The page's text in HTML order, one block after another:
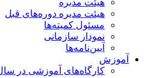
هیئت مدیره
هیئت مدیره دوره‌های قبل
مسئول کمیته‌ها
نمودار سازمانی
آیین‌نامه‌ها
آموزش
کارگاه‌های آموزشی در سال